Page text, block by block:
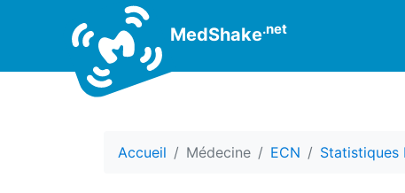
MedShake.net
Accueil Médecine ECN Statistiques